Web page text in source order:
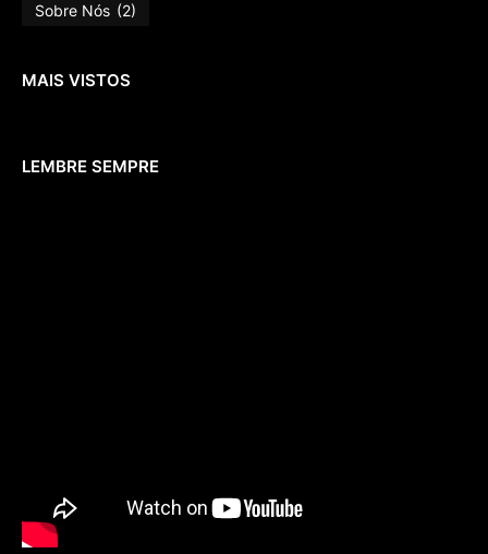
Sobre Nós (2)
MAIS VISTOS
LEMBRE SEMPRE